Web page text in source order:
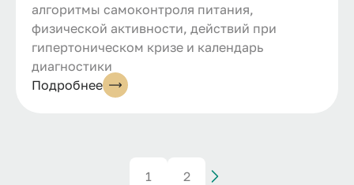
алгоритмы самоконтроля питания,
физической активности, действий при
гипертоническом кризе и календарь
диагностики
Подробнее
1 2